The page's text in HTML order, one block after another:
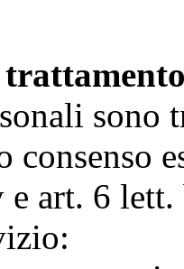
sono
consenso
art. 6